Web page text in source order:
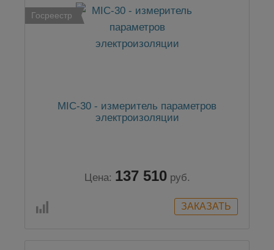
Госреестр
MIC-30 - измеритель параметров
электроизоляции
Цена: 137 510 руб.